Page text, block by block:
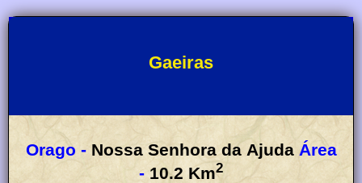
Gaeiras
Orago - Nossa Senhora da Ajuda Área
- 10.2 Km2